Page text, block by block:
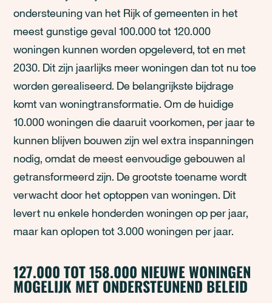
ondersteuning van het Rijk of gemeenten in het
meest gunstige geval 100.000 tot 120.000
woningen kunnen worden opgeleverd, tot en met
2030. Dit zijn jaarlijks meer woningen dan tot nu toe
worden gerealiseerd. De belangrijkste bijdrage
komt van woningtransformatie. Om de huidige
10.000 woningen die daaruit voorkomen, per jaar te
kunnen blijven bouwen zijn wel extra inspanningen
nodig, omdat de meest eenvoudige gebouwen al
getransformeerd zijn. De grootste toename wordt
verwacht door het optoppen van woningen. Dit
levert nu enkele honderden woningen op per jaar,
maar kan oplopen tot 3.000 woningen per jaar.
127.000 TOT 158.000 NIEUWE WONINGEN
MOGELIJK MET ONDERSTEUNEND BELEID